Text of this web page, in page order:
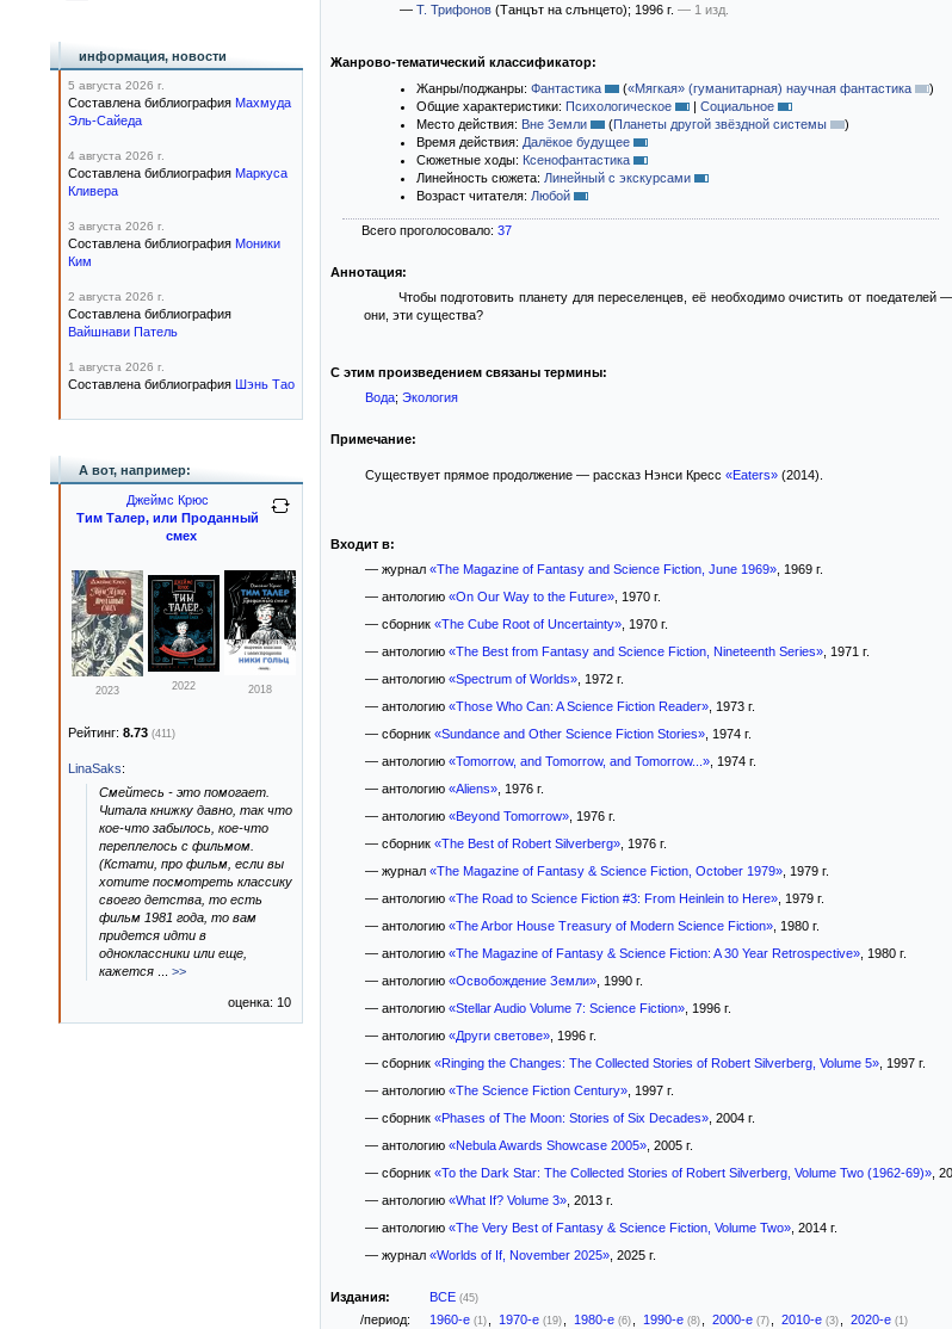
— Т. Трифонов (Танцът на слънцето); 1996 г. — 1 изд.
Жанрово-тематический классификатор:
Жанры/поджанры: Фантастика («Мягкая» (гуманитарная) научная фантастика
)
Общие характеристики: Психологическое | Социальное
Место действия: Вне Земли (Планеты другой звёздной системы
)
Время действия: Далёкое будущее
Сюжетные ходы: Ксенофантастика
Линейность сюжета: Линейный с экскурсами
Возраст читателя: Любой
Всего проголосовало: 37
Аннотация:
Чтобы подготовить планету для переселенцев, её необходимо очистить от
они, эти существа?
С этим произведением связаны термины:
Вода; Экология
Примечание:
Существует прямое продолжение — рассказ Нэнси Кресс «Eaters»(2014).
Входит в:
— журнал «The Magazine of Fantasy and Science Fiction, June 1969», 1969 г.
— антологию «On Our Way to the Future», 1970 г.
— сборник «The Cube Root of Uncertainty», 1970 г.
— антологию «The Best from Fantasy and Science Fiction, Nineteenth Series», 1971 г.
— антологию «Spectrum of Worlds», 1972 г.
— антологию «Those Who Can: A Science Fiction Reader», 1973 г.
— сборник «Sundance and Other Science Fiction Stories», 1974 г.
— антологию «Tomorrow, and Tomorrow, and Tomorrow...», 1974 г.
— антологию «Aliens», 1976 г.
— антологию «Beyond Tomorrow», 1976 г.
— сборник «The Best of Robert Silverberg», 1976 г.
— журнал «The Magazine of Fantasy & Science Fiction, October 1979», 1979 г.
— антологию «The Road to Science Fiction #3: From Heinlein to Here», 1979 г.
— антологию «The Arbor House Treasury of Modern Science Fiction», 1980 г.
— антологию «The Magazine of Fantasy & Science Fiction: A 30 Year Retrospective», 1980 г.
— антологию «Освобождение Земли», 1990 г.
— антологию «Stellar Audio Volume 7: Science Fiction», 1996 г.
— антологию «Други светове», 1996 г.
— сборник «Ringing the Changes: The Collected Stories of Robert Silverberg, Volume 5», 1997 г.
— антологию «The Science Fiction Century», 1997 г.
— сборник «Phases of The Moon: Stories of Six Decades», 2004 г.
— антологию «Nebula Awards Showcase 2005», 2005 г.
— сборник «To the Dark Star: The Collected Stories of Robert Silverberg, Volume Two (1962-69)»,
— антологию «What If? Volume 3», 2013 г.
— антологию «The Very Best of Fantasy & Science Fiction, Volume Two», 2014 г.
— журнал «Worlds of If, November 2025», 2025 г.
Издания: ВСЕ (45)
/период: 1960-е (1) 1970-е (19) 1980-е (6) 1990-е (8) 2000-е (7) 2010-е (3) 2020-е (1)
информация, новости
5 августа 2026 г.
Составлена библиография Махмуда
Эль-Сайеда
4 августа 2026 г.
Составлена библиография Маркуса
Кливера
3 августа 2026 г.
Составлена библиография Моники
Ким
2 августа 2026 г.
Составлена библиография
Вайшнави Патель
1 августа 2026 г.
Составлена библиография Шэнь Тао
А вот, например:
Джеймс Крюс
Тим Талер, или Проданный
смех
2023 2022 2018
Рейтинг: 8.73 (411)
LinaSaks:
Смейтесь - это помогает.
Читала книжку давно, так что
кое-что забылось, кое-что
переплелось с фильмом.
(Кстати, про фильм, если вы
хотите посмотреть классику
своего детства, то есть
фильм 1981 года, то вам
придется идти в
одноклассники или еще,
кажется
>>
оценка: 10